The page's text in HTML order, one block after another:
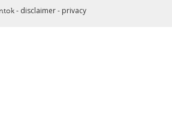
disclaimer privacy